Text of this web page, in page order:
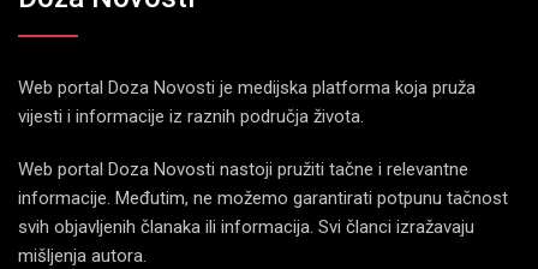
Web portal Doza Novosti je medijska platforma koja pruža
vijesti i informacije iz raznih područja života.
Web portal Doza Novosti nastoji pružiti tačne i relevantne
informacije. Međutim, ne možemo garantirati potpunu tačnost
svih objavljenih članaka ili informacija. Svi članci izražavaju
mišljenja autora.